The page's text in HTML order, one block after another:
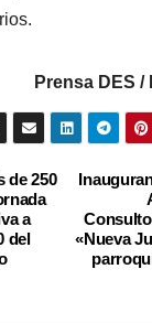
Prensa DES /
«Nueva
de 250
a
del